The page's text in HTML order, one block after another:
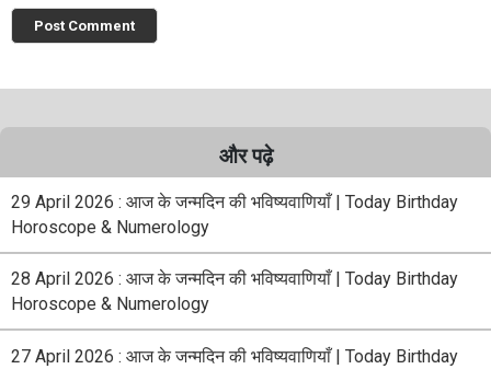
और पढ़े
29 April 2026 : आज के जन्मदिन की भविष्यवाणियाँ | Today Birthday
Horoscope & Numerology
28 April 2026 : आज के जन्मदिन की भविष्यवाणियाँ | Today Birthday
Horoscope & Numerology
27 April 2026 : आज के जन्मदिन की भविष्यवाणियाँ | Today Birthday